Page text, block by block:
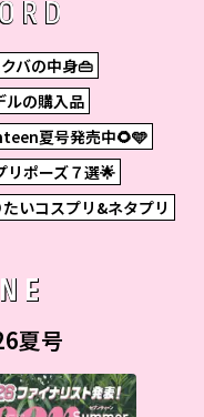
バの中身👜
ルの購入品
夏号発売中🌻🩵
リポーズ７選🌟
いコスプリ&ネタプリ
夏号